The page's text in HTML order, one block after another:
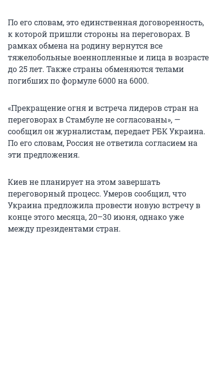
По его словам, это единственная договоренность,
к которой пришли стороны на переговорах. В
рамках обмена на родину вернутся все
тяжелобольные военнопленные и лица в возрасте
до 25 лет. Также страны обменяются телами
погибших по формуле 6000 на 6000.
«Прекращение огня и встреча лидеров стран на
переговорах в Стамбуле не согласованы», —
сообщил он журналистам, передает РБК Украина.
По его словам, Россия не ответила согласием на
эти предложения.
Киев не планирует на этом завершать
переговорный процесс. Умеров сообщил, что
Украина предложила провести новую встречу в
конце этого месяца, 20–30 июня, однако уже
между президентами стран.